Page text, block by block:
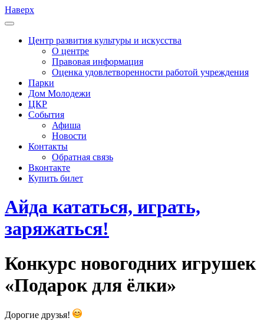
Наверх
Центр развития культуры и искусства
О центре
Правовая информация
Оценка удовлетворенности работой учреждения
Парки
Дом Молодежи
ЦКР
События
Афиша
Новости
Контакты
Обратная связь
Вконтакте
Купить билет
Айда кататься, играть,
заряжаться!
Конкурс новогодних игрушек
«Подарок для ёлки»
Дорогие друзья!